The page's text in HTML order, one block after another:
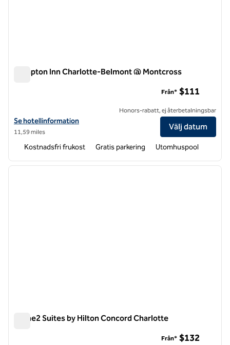
Hampton Inn Charlotte-Belmont @ Montcross
Visa hotelldetaljer för Hampton Inn Charlotte-Belmont @ Montcross
Se hotellinformation
11,59 miles
Från* $111
Honors-rabatt, ej återbetalningsbar
Välj datum
Kostnadsfri frukost Gratis parkering Utomhuspool
1 av 12
nästa
Home2 Suites by Hilton Concord Charlotte
Från* $132